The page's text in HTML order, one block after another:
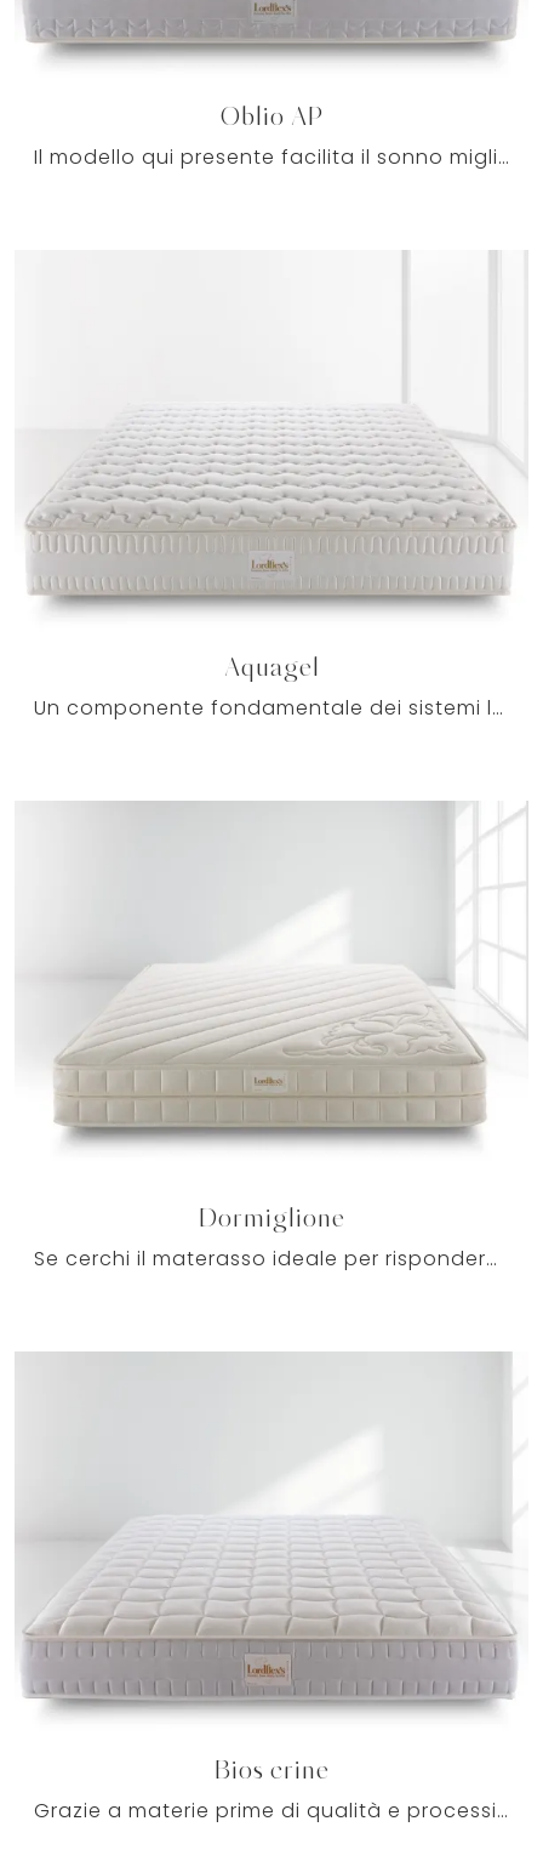
Oblio AP
Il modello qui presente facilita il sonno migliore ogni notte: per una serena quotidianità, è essenziale coricarsi su un materasso di grande valore.
Aquagel
Un componente fondamentale dei sistemi letto è sicuramente il materasso: occorre che sia capace di assicurare il completo comfort di ognuno ogni ...
Dormiglione
Se cerchi il materasso ideale per rispondere alle tue necessità legate al riposo, che ti assicuri anche una serena vita di tutti i giorni, allora sei ...
Bios crine
Grazie a materie prime di qualità e processi produttivi di ultima generazione, Lordflexs si definisce l'esperto del buon sonno: le sue soluzioni di ...